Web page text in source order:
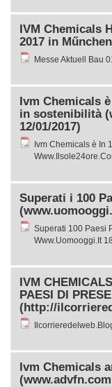
IVM Chemicals
2017 in
Messe Aktuell Bau
Ivm Chemicals
in sostenibilità
12/01/2017)
Ivm Chemicals è In
Superati i 100
Superati 100 Paesi
Www.Uomooggi.It
IVM
PAESI DI
(http://
lvm Chemicals